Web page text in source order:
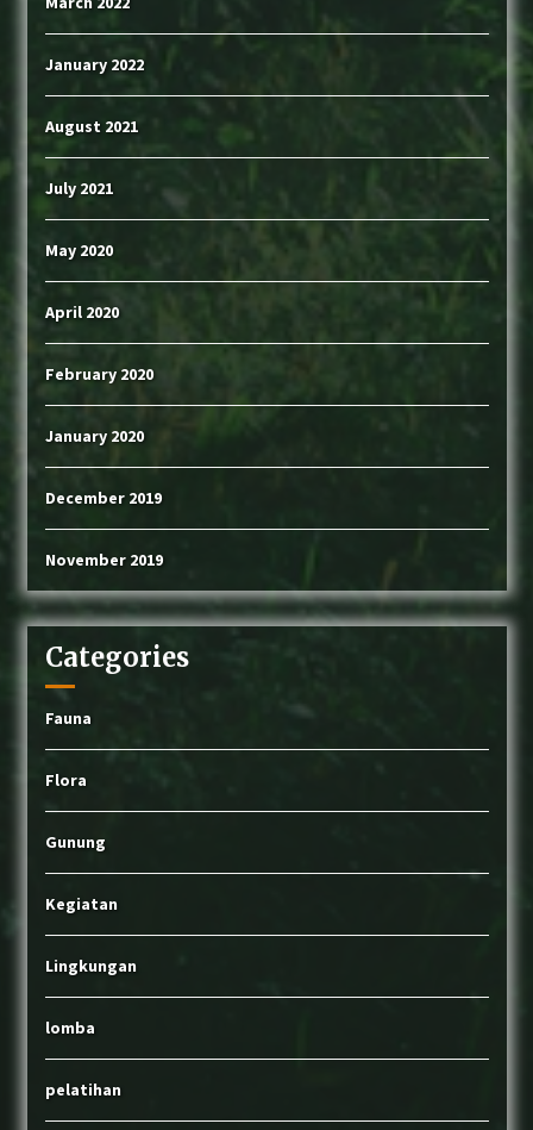
January 2022
August 2021
July 2021
May 2020
April 2020
February 2020
January 2020
December 2019
November 2019
Categories
Fauna
Flora
Gunung
Kegiatan
Lingkungan
lomba
pelatihan